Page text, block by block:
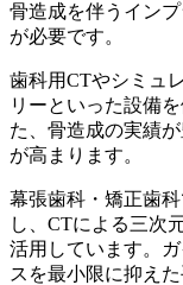
骨造成を伴うイン
が必要です。
歯科用CTやシミュ
リーといった設備
た、骨造成の実績
が高まります。
幕張歯科・矯正歯
し、CTによる三次
活用しています。
スを最小限に抑え